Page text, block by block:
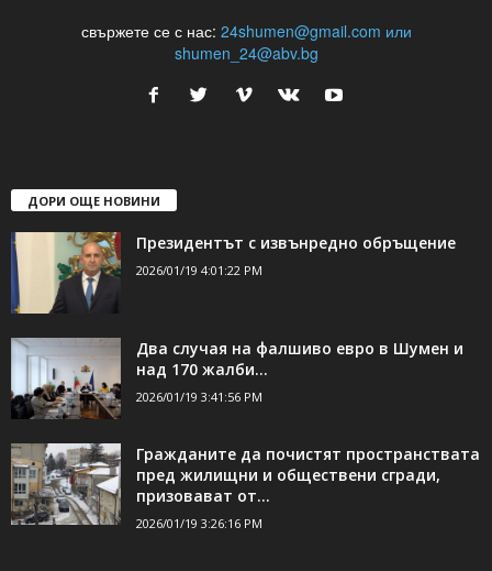
свържете се с нас: 24shumen@gmail.com или
shumen_24@abv.bg
ДОРИ ОЩЕ НОВИНИ
Президентът с извънредно обръщение
2026/01/19 4:01:22 PM
Два случая на фалшиво евро в Шумен и
над 170 жалби...
2026/01/19 3:41:56 PM
Гражданите да почистят пространствата
пред жилищни и обществени сгради,
призовават от...
2026/01/19 3:26:16 PM